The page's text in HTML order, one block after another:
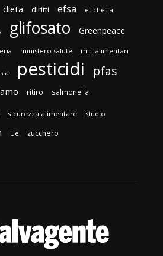
dieta diritti efsa etichetta
glifosato Greenpeace
ministero salute miti alimentari
pesticidi pfas
ritiro salmonella
sicurezza alimentare studio
Ue zucchero